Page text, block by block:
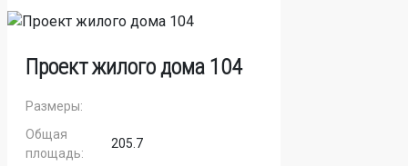
Проект жилого дома 104
Размеры:
Общая
площадь:
205.7